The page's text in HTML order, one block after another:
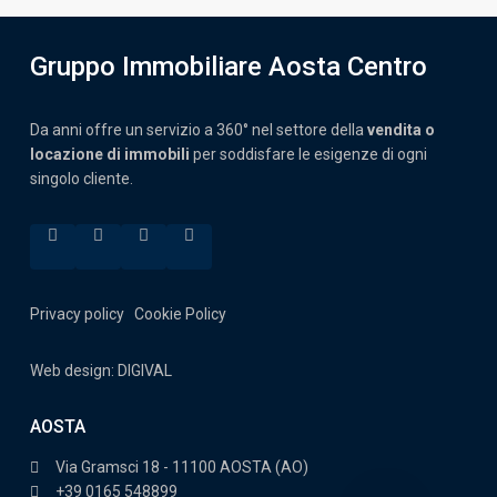
Gruppo Immobiliare Aosta Centro
Da anni offre un servizio a 360° nel settore della vendita o
locazione di immobili per soddisfare le esigenze di ogni
singolo cliente.
Privacy policy Cookie Policy
Web design: DIGIVAL
AOSTA
Via Gramsci 18 - 11100 AOSTA (AO)
+39 0165 548899